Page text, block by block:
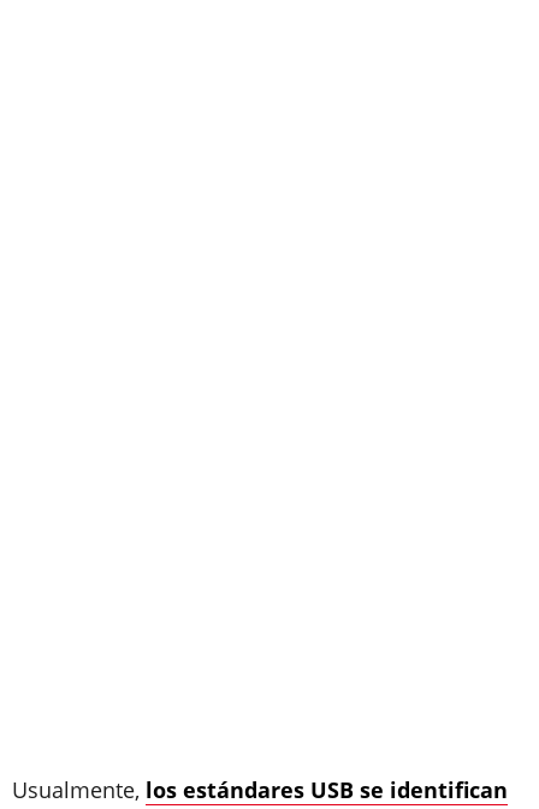
Usualmente, los estándares USB se identifican